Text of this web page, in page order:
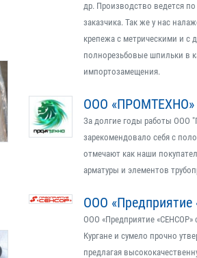
др. Производство ведется
заказчика. Так же у нас
крепежа с метрическими и с
полнорезьбовые шпильки в
импортозамещения.
ООО «ПРОМТЕХНО»
За долгие годы работы ООО
зарекомендовало себя с
отмечают как наши
арматуры и элементов
ООО «Предприятие
ООО «Предприятие «СЕНСОР»
Кургане и сумело прочно
предлагая